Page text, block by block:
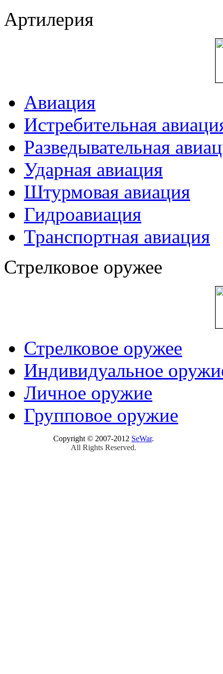
Артилерия
Авиация
Истребительная
Разведывательная
Ударная авиация
Штурмовая авиация
Гидроавиация
Транспортная авиация
Стрелковое оружее
Стрелковое оружее
Индивидуальное
Личное оружие
Групповое оружие
Copyright © 2007-2012 SeWar.
All Rights Reserved.